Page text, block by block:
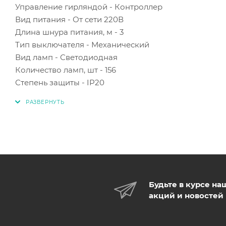
Управление гирляндой - Контроллер
Вид питания - От сети 220В
Длина шнура питания, м - 3
Тип выключателя - Механический
Вид ламп - Светодиодная
Количество ламп, шт - 156
Степень защиты - IP20
Будьте в курсе
акций и новостей